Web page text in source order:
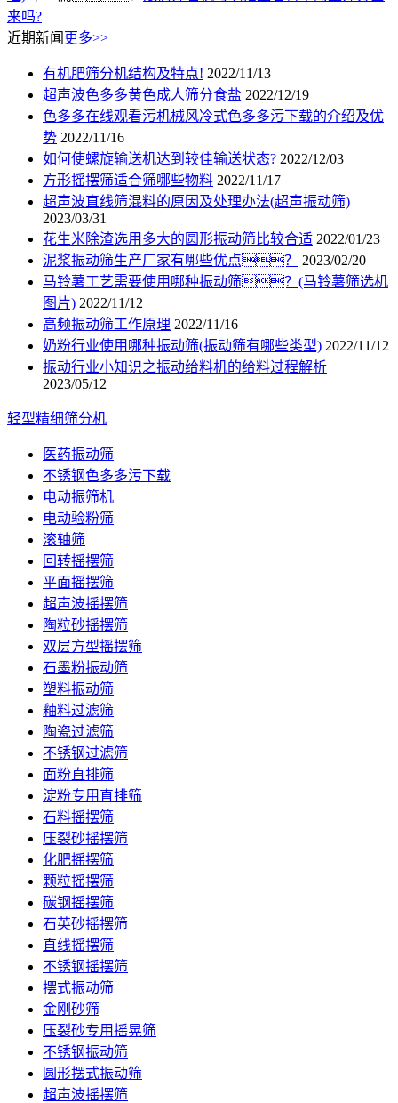
来吗?
近期新闻 更多>>
有机肥筛分机结构及特点! 2022/11/13
超声波色多多黄色成人筛分食盐 2022/12/19
色多多在线观看污机械风冷式色多多污下载的介绍及优
势 2022/11/16
如何使螺旋输送机达到较佳输送状态? 2022/12/03
方形摇摆筛适合筛哪些物料 2022/11/17
超声波直线筛混料的原因及处理办法(超声振动筛)
2023/03/31
花生米除渣选用多大的圆形振动筛比较合适 2022/01/23
泥浆振动筛生产厂家有哪些优点？
2023/02/20
马铃薯工艺需要使用哪种振动筛？(马铃薯筛选机
图片) 2022/11/12
高频振动筛工作原理 2022/11/16
奶粉行业使用哪种振动筛(振动筛有哪些类型) 2022/11/12
振动行业小知识之振动给料机的给料过程解析
2023/05/12
轻型精细筛分机
医药振动筛
不锈钢色多多污下载
电动振筛机
电动验粉筛
滚轴筛
回转摇摆筛
平面摇摆筛
超声波摇摆筛
陶粒砂摇摆筛
双层方型摇摆筛
石墨粉振动筛
塑料振动筛
釉料过滤筛
陶瓷过滤筛
不锈钢过滤筛
面粉直排筛
淀粉专用直排筛
石料摇摆筛
压裂砂摇摆筛
化肥摇摆筛
颗粒摇摆筛
碳钢摇摆筛
石英砂摇摆筛
直线摇摆筛
不锈钢摇摆筛
摆式振动筛
金刚砂筛
压裂砂专用摇晃筛
不锈钢振动筛
圆形摆式振动筛
超声波摇摆筛